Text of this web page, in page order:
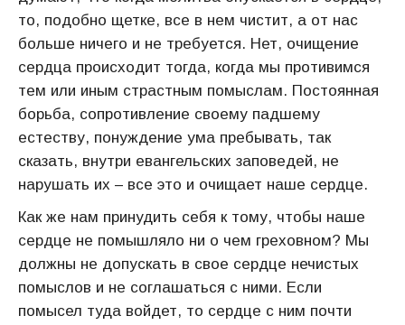
то, подобно щетке, все в нем чистит, а от нас
больше ничего и не требуется. Нет, очищение
сердца происходит тогда, когда мы противимся
тем или иным страстным помыслам. Постоянная
борьба, сопротивление своему падшему
естеству, понуждение ума пребывать, так
сказать, внутри евангельских заповедей, не
нарушать их – все это и очищает наше сердце.
Как же нам принудить себя к тому, чтобы наше
сердце не помышляло ни о чем греховном? Мы
должны не допускать в свое сердце нечистых
помыслов и не соглашаться с ними. Если
помысел туда войдет, то сердце с ним почти